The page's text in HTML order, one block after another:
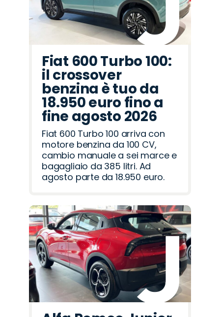
Fiat 600 Turbo 100:
il crossover
benzina è tuo da
18.950 euro fino a
fine agosto 2026
Fiat 600 Turbo 100 arriva con
motore benzina da 100 CV,
cambio manuale a sei marce e
bagagliaio da 385 litri. Ad
agosto parte da 18.950 euro.